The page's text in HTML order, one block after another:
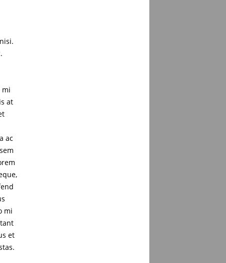
mi
at
ac
mi
et